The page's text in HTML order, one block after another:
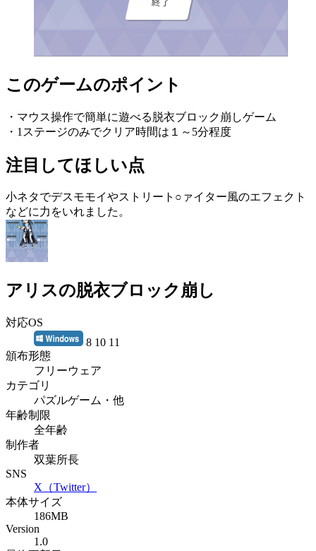
このゲームのポイント
・マウス操作で簡単に遊べる脱衣ブロック崩しゲーム
・1ステージのみでクリア時間は１～5分程度
注目してほしい点
小ネタでデスモモイやストリート○ァイター風のエフェクト
などに力をいれました。
アリスの脱衣ブロック崩し
対応OS
8 10 11
頒布形態
フリーウェア
カテゴリ
パズルゲーム・他
年齢制限
全年齢
制作者
双葉所長
SNS
X（Twitter）
本体サイズ
186MB
Version
1.0